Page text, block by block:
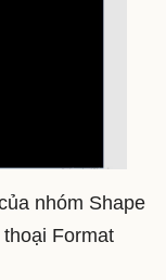
nhóm Shape
Format